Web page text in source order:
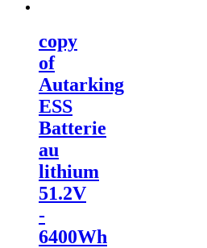
copy
of
Autarking
ESS
Batterie
au
lithium
51.2V
-
6400Wh